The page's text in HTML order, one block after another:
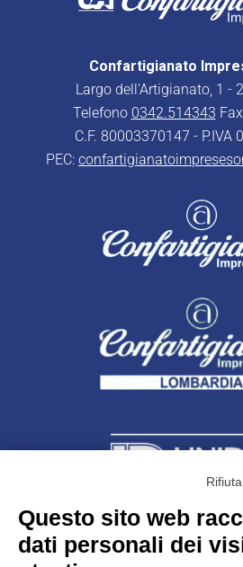
Confartigianato
Largo dell’Artigianato, 1 -
Telefono 0342.514343
C.F. 80003370147 - P.IVA
PEC:
Unidata s.r.lcon
Questo sito web
dati personali dei